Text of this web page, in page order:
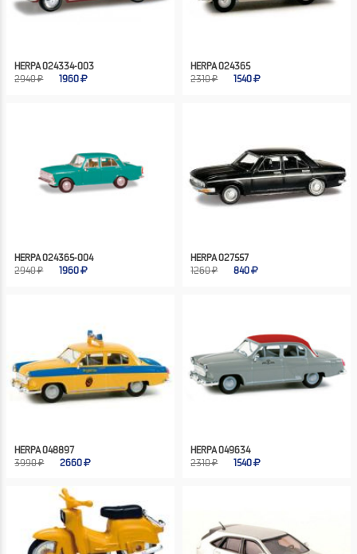
HERPA 024334-003
2940 ₽
1960
HERPA 024365
2310 ₽
1540
HERPA 024365-004
2940 ₽
1960
HERPA 027557
1260 ₽
840
HERPA 048897
3990 ₽
2660
HERPA 049634
2310 ₽
1540